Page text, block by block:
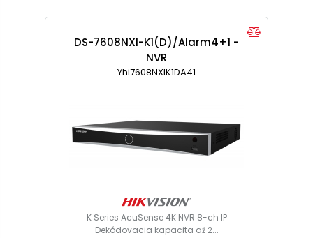
DS-7608NXI-K1(D)/Alarm4+1 -
NVR
Yhi7608NXIK1DA41
K Series AcuSense 4K NVR 8-ch IP
Dekódovacia kapacita až 2...